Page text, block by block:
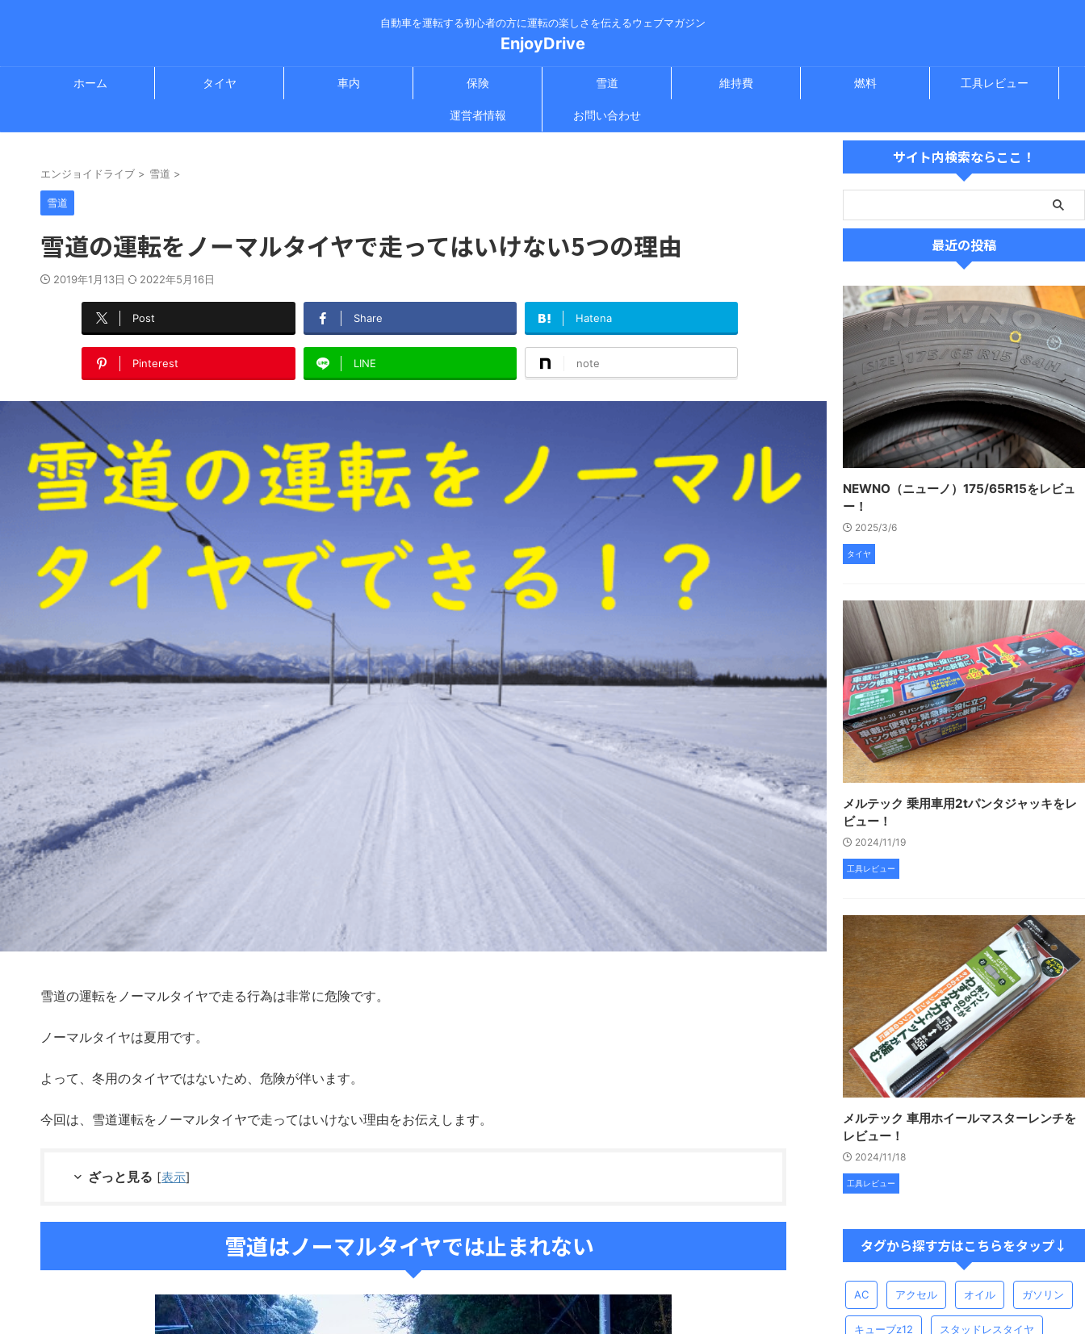
自動車を運転する初心者の方に運転の楽しさを伝えるウェブマガジン
EnjoyDrive
ホーム タイヤ 車内 保険 雪道 維持費 燃料 工具レビュー
運営者情報 お問い合わせ
エンジョイドライブ > 雪道 >
雪道
雪道の運転をノーマルタイヤで走ってはいけない5つの理由
2019年1月13日 2022年5月16日
Post Share Hatena
Pinterest LINE note
雪道の運転をノーマルタイヤで走る行為は非常に危険です。
ノーマルタイヤは夏用です。
よって、冬用のタイヤではないため、危険が伴います。
今回は、雪道運転をノーマルタイヤで走ってはいけない理由をお伝えします。
ざっと見る [表示]
雪道はノーマルタイヤでは止まれない
サイト内検索ならここ！
最近の投稿
NEWNO（ニューノ）175/65R15をレビュ
ー！
2025/3/6
タイヤ
メルテック 乗用車用2tパンタジャッキをレ
ビュー！
2024/11/19
工具レビュー
メルテック 車用ホイールマスターレンチを
レビュー！
2024/11/18
工具レビュー
タグから探す方はこちらをタップ↓
AC アクセル オイル ガソリン
キューブz12 スタッドレスタイヤ